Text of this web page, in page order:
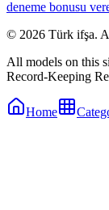
deneme bonusu
© 2026 Türk ifşa.
All models on this
Record-Keeping
Home